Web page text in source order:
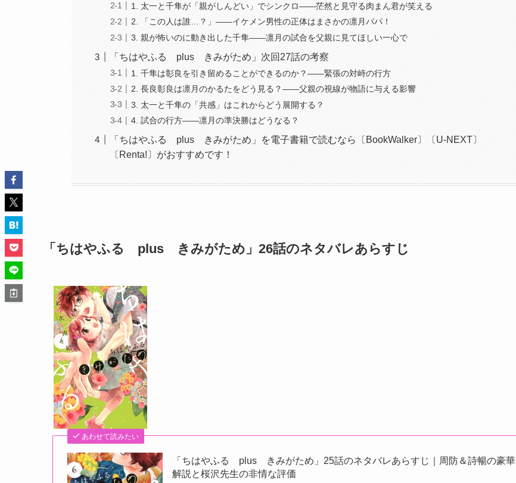
1. 太一と千隼が「親がしんどい」でシンクロ——茫然と見守る肉まん君が笑える
2. 「この人は誰…？」——イケメン男性の正体はまさかの凛月パパ！
3. 親が怖いのに動き出した千隼——凛月の試合を父親に見てほしい一心で
「ちはやふる plus きみがため」次回27話の考察
1. 千隼は彰良を引き留めることができるのか？——緊張の対峙の行方
2. 長良彰良は凛月のかるたをどう見る？——父親の視線が物語に与える影響
3. 太一と千隼の「共感」はこれからどう展開する？
4. 試合の行方——凛月の準決勝はどうなる？
「ちはやふる plus きみがため」を電子書籍で読むなら〔BookWalker〕〔U-NEXT〕
〔Renta!〕がおすすめです！
「ちはやふる plus きみがため」26話のネタバレあらすじ
あわせて読みたい
「ちはやふる plus きみがため」25話のネタバレあらすじ｜周防＆詩暢の豪華
解説と桜沢先生の非情な評価